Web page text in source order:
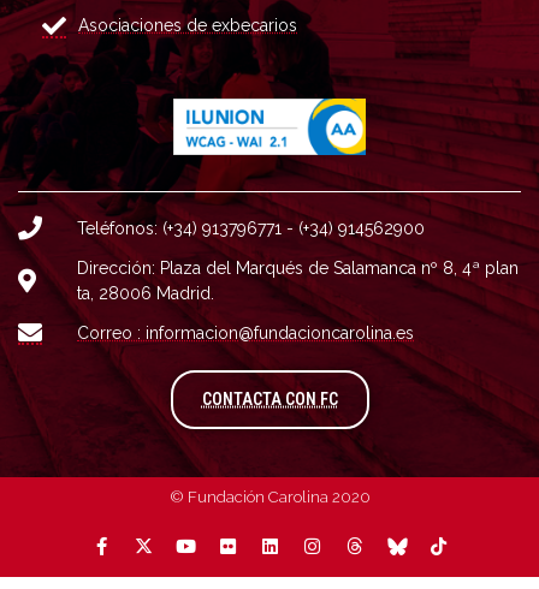
Asociaciones de exbecarios
Teléfonos: (+34) 913796771 - (+34) 914562900
Dirección: Plaza del Marqués de Salamanca nº 8, 4ª plan
ta, 28006 Madrid.
Correo : informacion@fundacioncarolina.es
CONTACTA CON FCA TRAVÉS DEL
© Fundación Carolina 2020